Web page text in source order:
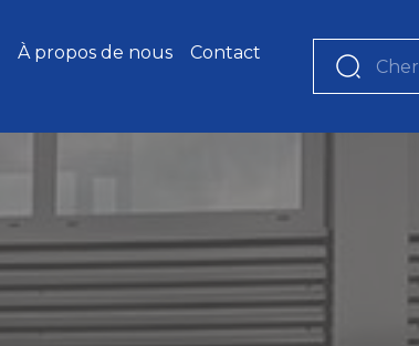
À propos de nous Contact
Chercher